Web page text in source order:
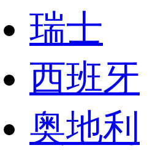
瑞士
西班牙
奥地利